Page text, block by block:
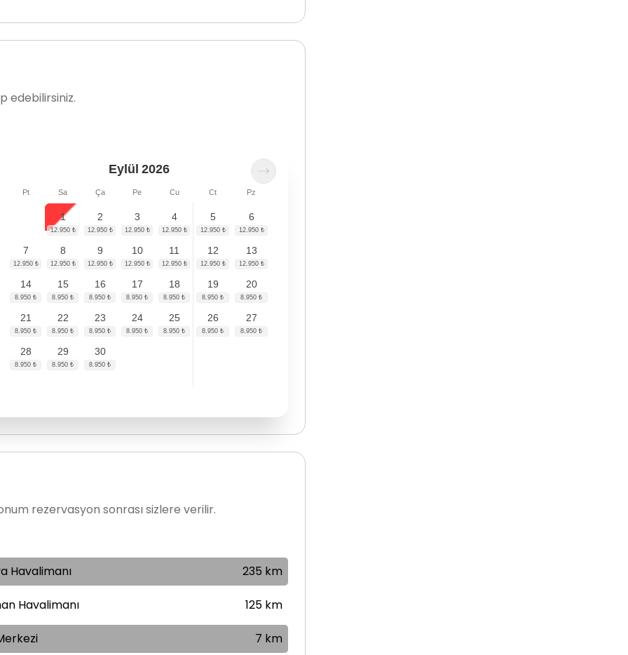
edebilirsiniz.
Eylül 2026
Pt Sa Ça Pe Cu Ct Pz
1 2 3 4 5 6
7 8 9 10 11 12 13
14 15 16 17 18 19 20
21 22 23 24 25 26 27
28 29 30
rezervasyon sonrası sizlere verilir.
Havalimanı 235 km
Havalimanı 125 km
7 km